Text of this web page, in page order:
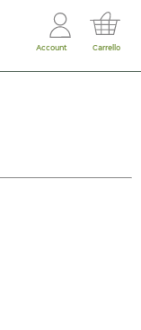
Account Carrello